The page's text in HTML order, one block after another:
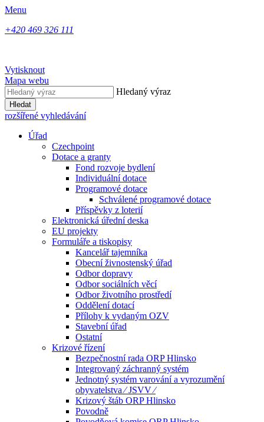
Menu
+420 469 326 111
Vytisknout
Mapa webu
Hledaný výraz
Hledat
rozšířené vyhledávání
Úřad
Czechpoint
Dotace a granty
Fond rozvoje bydlení
Individuální dotace
Programové dotace
Schválené programové dotace
Příspěvky z loterií
Elektronická úřední deska
EU projekty
Formuláře a tiskopisy
Kancelář tajemníka
Obecní živnostenský úřad
Odbor dopravy
Odbor sociálních věcí
Odbor životního prostředí
Oddělení dotací
Přílohy k vydaným OZV
Stavební úřad
Ostatní
Krizové řízení
Bezpečnostní rada ORP Hlinsko
Integrovaný záchranný systém
Jednotný systém varování a vyrozumění
obyvatelstva ⁄ JSVV ⁄
Krizový štáb ORP Hlinsko
Povodně